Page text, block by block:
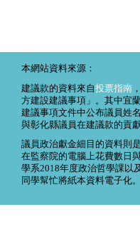
本網站資料來源：
建議款的資料來自投票指南
方建設建議事項」。其中宜
建議事項文件中公布議員姓
與彰化縣議員在建議款的貢獻
議員政治獻金細目的資料則
在監察院的電腦上花費數日
學系2018年度政治哲學課以
同學幫忙將紙本資料電子化。